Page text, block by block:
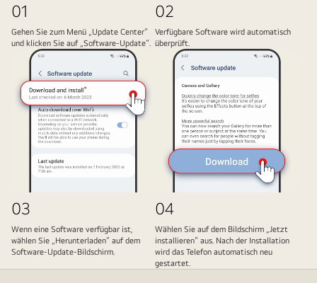
01
Gehen Sie zum Menü „Update Center“
und klicken Sie auf „Software-Update“.
02
Verfügbare Software wird automatisch
überprüft.
03
Wenn eine Software verfügbar ist,
wählen Sie „Herunterladen“ auf dem
Software-Update-Bildschirm.
04
Wählen Sie auf dem Bildschirm „Jetzt
installieren“ aus. Nach der Installation
wird das Telefon automatisch neu
gestartet.